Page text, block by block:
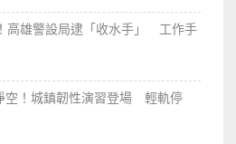
高雄警設局逮「收水手」 工作手
空！城鎮韌性演習登場 輕軌停